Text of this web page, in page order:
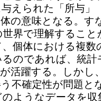
えられた「所与」
の意味となる。す
界で理解するこ
個体における複数
のであれば、統
活躍する。しかし
不確定性が問題と
ようなデータを